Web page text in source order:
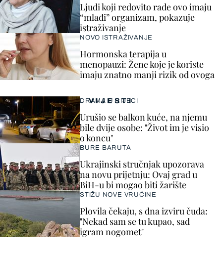
VIJESTI
DRAMA U RIJECI
Urušio se balkon kuće, na njemu
bile dvije osobe: "Život im je visio
o koncu"
BURE BARUTA
Ukrajinski stručnjak upozorava
na novu prijetnju: Ovaj grad u
BiH-u bi mogao biti žarište
STIŽU NOVE VRUĆINE
Plovila čekaju, s dna izviru čuda:
"Nekad sam se tu kupao, sad
igram nogomet"
Ljudi koji redovito rade ovo imaju
“mlađi” organizam, pokazuje
istraživanje
NOVO ISTRAŽIVANJE
Hormonska terapija u
menopauzi: Žene koje je koriste
imaju znatno manji rizik od ovoga